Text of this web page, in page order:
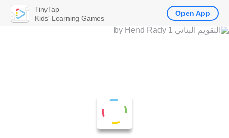
TinyTap
Kids' Learning Games
Open App